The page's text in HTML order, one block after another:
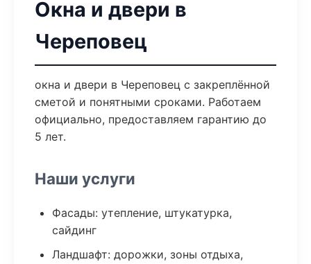
Окна и двери в
Череповец
окна и двери в Череповец с закреплённой
сметой и понятными сроками. Работаем
официально, предоставляем гарантию до
5 лет.
Наши услуги
Фасады: утепление, штукатурка,
сайдинг
Ландшафт: дорожки, зоны отдыха,